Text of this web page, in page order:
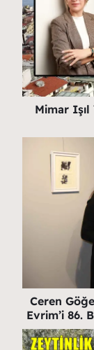
Mimar Işıl
Ceren
Evrim’i 86.